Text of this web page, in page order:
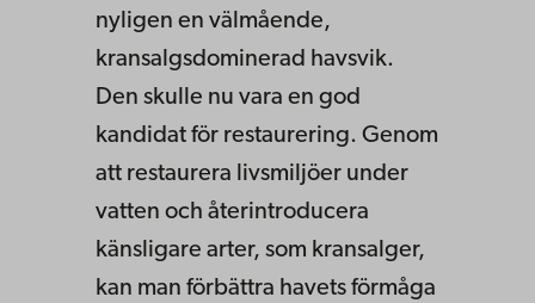
nyligen en välmående,
kransalgsdominerad havsvik.
Den skulle nu vara en god
kandidat för restaurering. Genom
att restaurera livsmiljöer under
vatten och återintroducera
känsligare arter, som kransalger,
kan man förbättra havets förmåga